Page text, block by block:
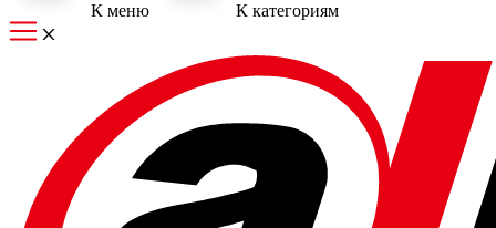
К меню К категориям